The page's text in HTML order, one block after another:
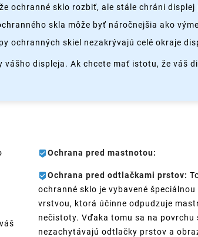
ochranné sklo rozbiť, ale stále chráni displej
skla môže byť náročnejšia ako
ochranných skiel nezakrývajú celé okraje
displeja. Ak chcete mať istotu, že váš
Ochrana pred mastnotou:
Ochrana pred odtlačkami prstov:
ochranné sklo je vybavené
vrstvou, ktorá účinne odpudzuje
nečistoty. Vďaka tomu sa na povrchu
nezachytávajú odtlačky prstov a